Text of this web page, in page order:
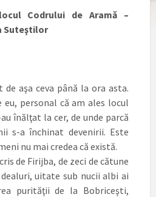
Codrului de Aramă –
Suteştilor
aşa ceva până la ora asta.
eu, personal că am ales locul
înălţat la cer, de unde parcă
s-a închinat devenirii. Este
nu mai credea că există.
de Firijba, de zeci de cătune
uitate sub nucii albi ai
purităţii de la Bobriceşti,